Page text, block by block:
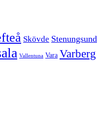
Skövde Stenungsund
Vallentuna Vara Varberg